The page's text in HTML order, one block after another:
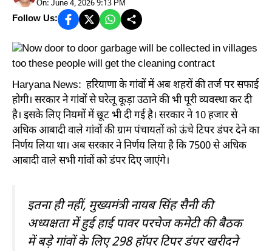
On: June 4, 2026 9:13 PM
Follow Us:
Haryana News: हरियाणा के गांवों में अब शहरों की तर्ज पर सफाई
होगी। सरकार ने गांवों से घरेलू कूड़ा उठाने की भी पूरी व्यवस्था कर दी
है। इसके लिए नियमों में छूट भी दी गई है। सरकार ने 10 हजार से
अधिक आबादी वाले गांवों की ग्राम पंचायतों को ऊंचे टिपर डंपर देने का
निर्णय लिया था। अब सरकार ने निर्णय लिया है कि 7500 से अधिक
आबादी वाले सभी गांवों को डंपर दिए जाएंगे।
इतना ही नहीं, मुख्यमंत्री नायब सिंह सैनी की
अध्यक्षता में हुई हाई पावर परचेज कमेटी की बैठक
में बड़े गांवों के लिए 298 हॉपर टिपर डंपर खरीदने